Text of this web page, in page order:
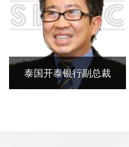
泰国开泰银行副总裁